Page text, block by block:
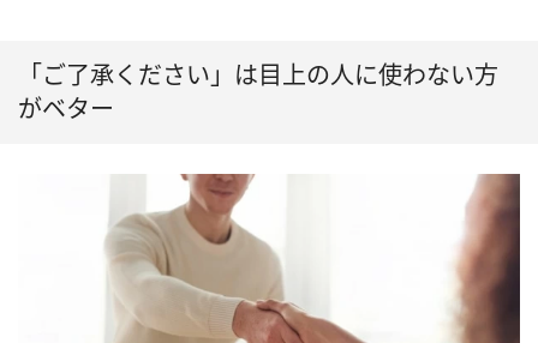
「ご了承ください」は目上の人に使わない方
がベター